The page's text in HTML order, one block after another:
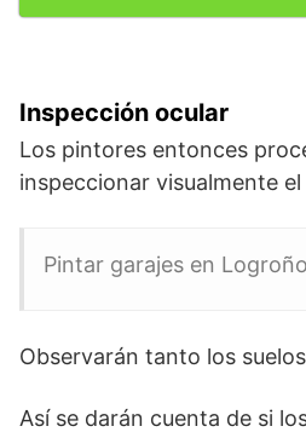
Inspección ocular
Los pintores entonces
inspeccionar visualmente el
Pintar garajes en Logroño
Observarán tanto los
Así se darán cuenta de si